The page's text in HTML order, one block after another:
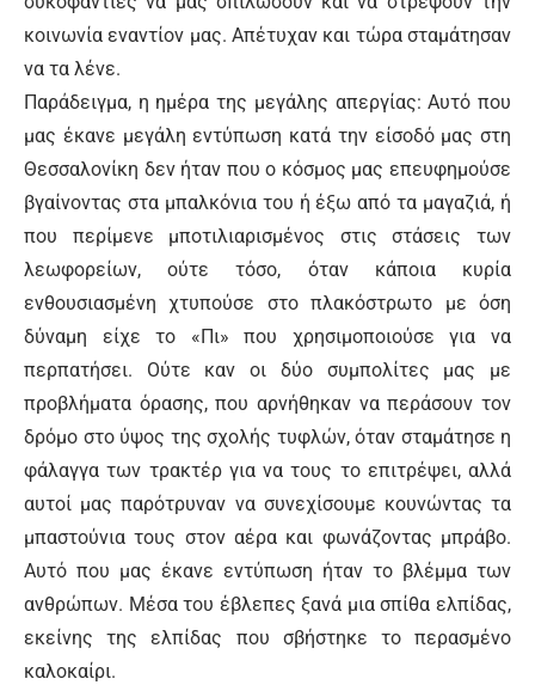
κοινωνία εναντίον μας. Απέτυχαν και τώρα σταμάτησαν
να τα λένε.
Παράδειγμα, η ημέρα της μεγάλης απεργίας: Αυτό που
μας έκανε μεγάλη εντύπωση κατά την είσοδό μας στη
Θεσσαλονίκη δεν ήταν που ο κόσμος μας επευφημούσε
βγαίνοντας στα μπαλκόνια του ή έξω από τα μαγαζιά, ή
που περίμενε μποτιλιαρισμένος στις στάσεις των
λεωφορείων, ούτε τόσο, όταν κάποια κυρία
ενθουσιασμένη χτυπούσε στο πλακόστρωτο με όση
δύναμη είχε το «Πι» που χρησιμοποιούσε για να
περπατήσει. Ούτε καν οι δύο συμπολίτες μας με
προβλήματα όρασης, που αρνήθηκαν να περάσουν τον
δρόμο στο ύψος της σχολής τυφλών, όταν σταμάτησε η
φάλαγγα των τρακτέρ για να τους το επιτρέψει, αλλά
αυτοί μας παρότρυναν να συνεχίσουμε κουνώντας τα
μπαστούνια τους στον αέρα και φωνάζοντας μπράβο.
Αυτό που μας έκανε εντύπωση ήταν το βλέμμα των
ανθρώπων. Μέσα του έβλεπες ξανά μια σπίθα ελπίδας,
εκείνης της ελπίδας που σβήστηκε το περασμένο
καλοκαίρι.